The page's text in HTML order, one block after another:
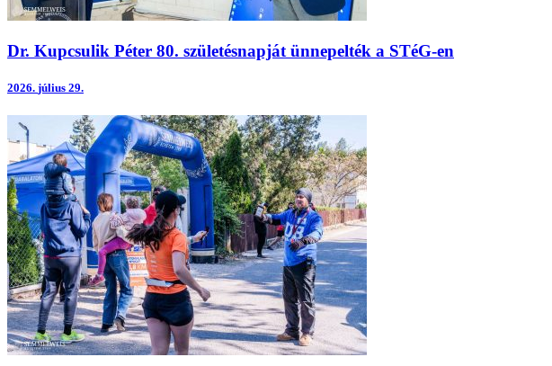
Dr. Kupcsulik Péter 80. születésnapját ünnepelték a STéG-en
2026. július 29.